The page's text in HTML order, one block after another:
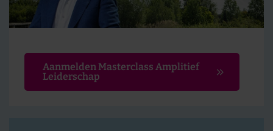
Aanmelden Masterclass Amplitief
Leiderschap